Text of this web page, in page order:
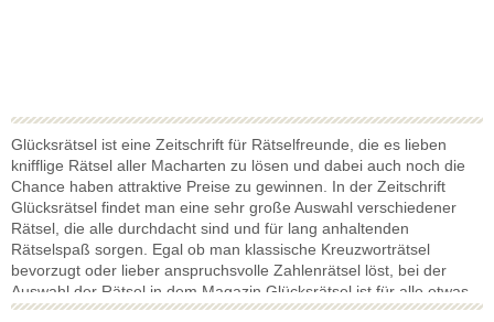
Glücksrätsel ist eine Zeitschrift für Rätselfreunde, die es lieben
knifflige Rätsel aller Macharten zu lösen und dabei auch noch die
Chance haben attraktive Preise zu gewinnen. In der Zeitschrift
Glücksrätsel findet man eine sehr große Auswahl verschiedener
Rätsel, die alle durchdacht sind und für lang anhaltenden
Rätselspaß sorgen. Egal ob man klassische Kreuzworträtsel
bevorzugt oder lieber anspruchsvolle Zahlenrätsel löst, bei der
Auswahl der Rätsel in dem Magazin Glücksrätsel ist für alle etwas
dabei. Neben den schon erwähnten Rätseln bietet die Zeitschrift